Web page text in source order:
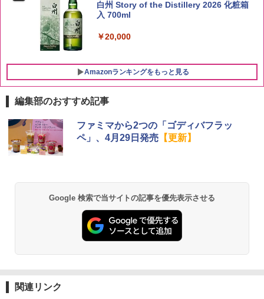
￥2,680
白州 Story of the Distillery 2026 化粧箱
入 700ml
￥20,000
Amazonランキングをもっと見る
1
チキンラーメン どんぶり 85g×12個 日清
食品 インスタント カップ麺
【公式】ブタメン とんこつ味 35g×15個
| 業務用 夜食 カップラーメン ミニカップ
麺 小腹 インスタント アウトドアにも ロ
ーリングストック 大人買い おやつカン
パニー
1
[山善] スチームオーブンレンジ 25L 一人
暮らし 二人暮らし フラットテーブル ス
チーム調理 自動メニュー19種搭載 角皿
シャープ 過熱水蒸気 オーブンレンジ 26
L コンベクション 2段調理 ホワイト RE-
SS26B-W
編集部のおすすめ記事
ファミマから2つの「ゴディバフラッ
ペ」、4月29日発売【更新】
Google 検索で当サイトの記事を優先表示させる
関連リンク